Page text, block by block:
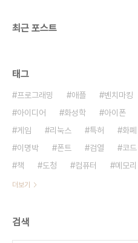
최근 포스트
태그
프로그래밍 애플 벤치마킹
아이디어
화성학 아이폰
게임
리눅스 특허 화폐
이명박
폰트 검열 코드
책
도청 컴퓨터 메모리
더보기
검색